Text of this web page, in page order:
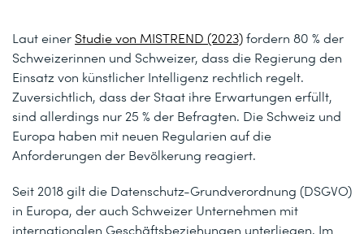
Laut einer Studie von MISTREND (2023)fordern 80 % der
Schweizerinnen und Schweizer, dass die Regierung den
Einsatz von künstlicher Intelligenz rechtlich regelt.
Zuversichtlich, dass der Staat ihre Erwartungen erfüllt,
sind allerdings nur 25 % der Befragten. Die Schweiz und
Europa haben mit neuen Regularien auf die
Anforderungen der Bevölkerung reagiert.
Seit 2018 gilt die Datenschutz-Grundverordnung (DSGVO)
in Europa, der auch Schweizer Unternehmen mit
internationalen Geschäftsbeziehungen unterliegen. Im